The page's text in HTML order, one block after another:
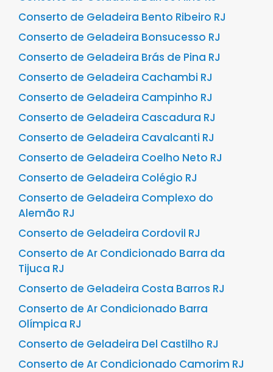
Conserto de Geladeira Bento Ribeiro RJ
Conserto de Geladeira Bonsucesso RJ
Conserto de Geladeira Brás de Pina RJ
Conserto de Geladeira Cachambi RJ
Conserto de Geladeira Campinho RJ
Conserto de Geladeira Cascadura RJ
Conserto de Geladeira Cavalcanti RJ
Conserto de Geladeira Coelho Neto RJ
Conserto de Geladeira Colégio RJ
Conserto de Geladeira Complexo do
Alemão RJ
Conserto de Geladeira Cordovil RJ
Conserto de Ar Condicionado Barra da
Tijuca RJ
Conserto de Geladeira Costa Barros RJ
Conserto de Ar Condicionado Barra
Olímpica RJ
Conserto de Geladeira Del Castilho RJ
Conserto de Ar Condicionado Camorim RJ